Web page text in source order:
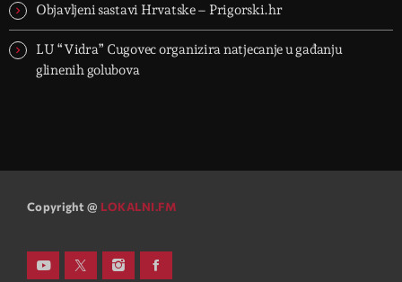
Objavljeni sastavi Hrvatske – Prigorski.hr
LU “Vidra” Cugovec organizira natjecanje u gađanju
glinenih golubova
Copyright @ LOKALNI.FM